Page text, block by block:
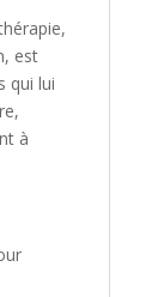
est
qui lui
à